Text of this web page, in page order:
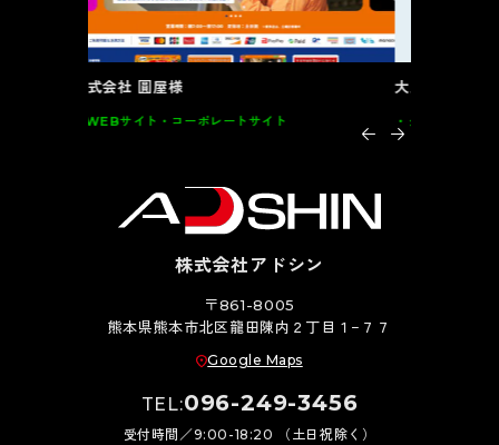
大川全家具様
グラフィック DM･カード類･POP 家具
株式会社アドシン
〒861-8005
熊本県熊本市北区龍田陳内２丁目１−７７
Google Maps
TEL:096-249-3456
受付時間／9:00-18:20 （土日祝除く）